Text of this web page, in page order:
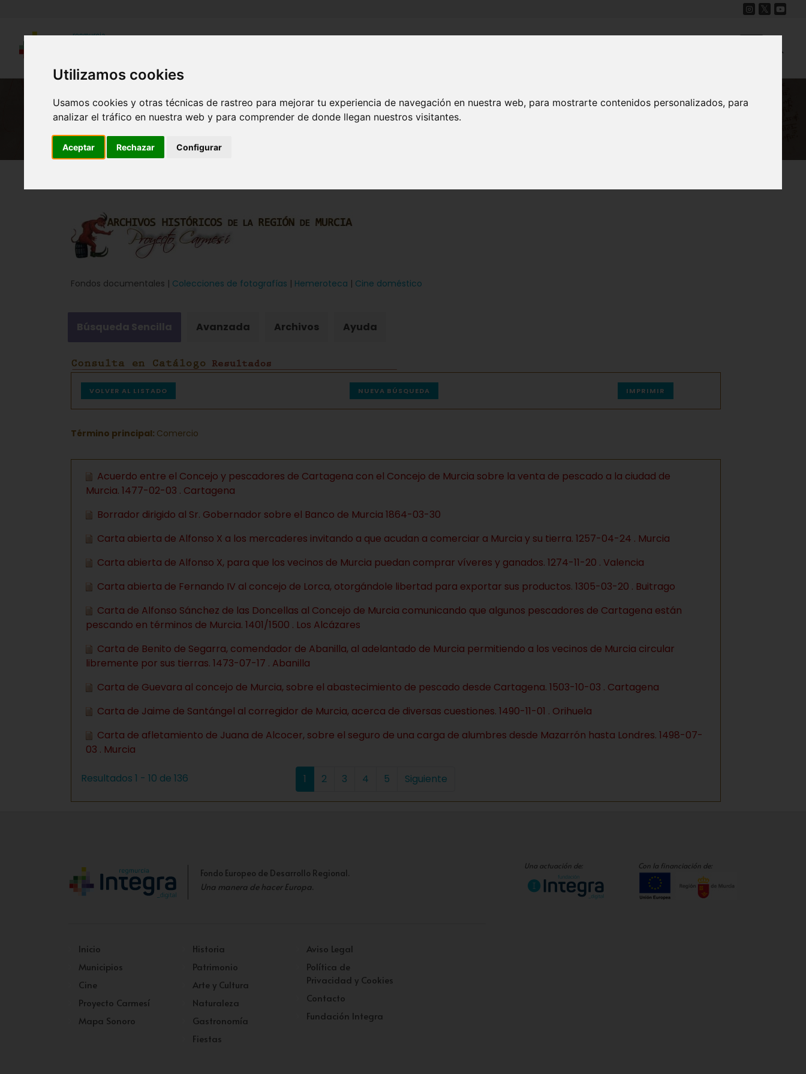
Utilizamos cookies
Usamos cookies y otras técnicas de rastreo para mejorar tu experiencia de navegación en nuestra web, para mostrarte contenidos personalizados, para
analizar el tráfico en nuestra web y para comprender de donde llegan nuestros visitantes.
Aceptar Rechazar Configurar
HISTORIA
Fondos documentales | Colecciones de fotografías | Hemeroteca | Cine doméstico
Búsqueda Sencilla Avanzada Archivos Ayuda
VOLVER AL LISTADO NUEVA BÚSQUEDA IMPRIMIR
Término principal: Comercio
Acuerdo entre el Concejo y pescadores de Cartagena con el Concejo de Murcia sobre la venta de pescado a la ciudad de
Murcia. 1477-02-03 . Cartagena
Borrador dirigido al Sr. Gobernador sobre el Banco de Murcia 1864-03-30
Carta abierta de Alfonso X a los mercaderes invitando a que acudan a comerciar a Murcia y su tierra. 1257-04-24 . Murcia
Carta abierta de Alfonso X, para que los vecinos de Murcia puedan comprar víveres y ganados. 1274-11-20 . Valencia
Carta abierta de Fernando IV al concejo de Lorca, otorgándole libertad para exportar sus productos. 1305-03-20 . Buitrago
Carta de Alfonso Sánchez de las Doncellas al Concejo de Murcia comunicando que algunos pescadores de Cartagena están
pescando en términos de Murcia. 1401/1500 . Los Alcázares
Carta de Benito de Segarra, comendador de Abanilla, al adelantado de Murcia permitiendo a los vecinos de Murcia circular
libremente por sus tierras. 1473-07-17 . Abanilla
Carta de Guevara al concejo de Murcia, sobre el abastecimiento de pescado desde Cartagena. 1503-10-03 . Cartagena
Carta de Jaime de Santángel al corregidor de Murcia, acerca de diversas cuestiones. 1490-11-01 . Orihuela
Carta de afletamiento de Juana de Alcocer, sobre el seguro de una carga de alumbres desde Mazarrón hasta Londres. 1498-07-
03 . Murcia
Resultados 1 - 10 de 136 1 2 3 4 5 Siguiente
Fondo Europeo de Desarrollo Regional.
Una manera de hacer Europa.
Inicio
Municipios
Cine
Proyecto Carmesí
Mapa Sonoro
Historia
Patrimonio
Arte y Cultura
Naturaleza
Gastronomía
Fiestas
Aviso Legal
Política de
Privacidad y Cookies
Contacto
Fundación Integra
Una actuación de: Con la financiación de: